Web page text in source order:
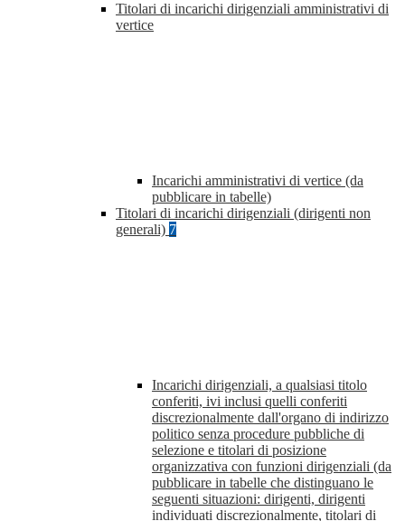
Titolari di incarichi dirigenziali amministrativi di
vertice
Incarichi amministrativi di vertice (da
pubblicare in tabelle)
Titolari di incarichi dirigenziali (dirigenti non
generali) 7
Incarichi dirigenziali, a qualsiasi titolo
conferiti, ivi inclusi quelli conferiti
discrezionalmente dall'organo di indirizzo
politico senza procedure pubbliche di
selezione e titolari di posizione
organizzativa con funzioni dirigenziali (da
pubblicare in tabelle che distinguano le
seguenti situazioni: dirigenti, dirigenti
individuati discrezionalmente, titolari di